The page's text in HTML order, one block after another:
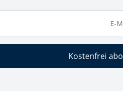
E-
Kostenfrei